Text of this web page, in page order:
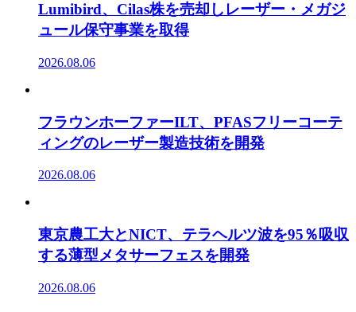
Lumibird、Cilas株を売却しレーザー・メガジ
ュール保守事業を取得
2026.08.06
フラウンホーファーILT、PFASフリーコーテ
ィングのレーザー製造技術を開発
2026.08.06
東京農工大とNICT、テラヘルツ波を95％吸収
する薄型メタサーフェスを開発
2026.08.06